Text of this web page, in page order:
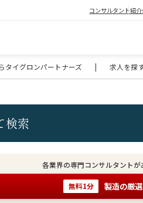
コンサルタント紹介
タイグロンパートナーズ | 求人を探
検索
各業界の専門コンサルタント
無料1分 製造の厳